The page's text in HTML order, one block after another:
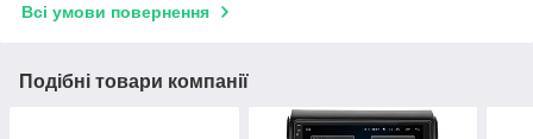
Всі умови повернення
Подібні товари компанії